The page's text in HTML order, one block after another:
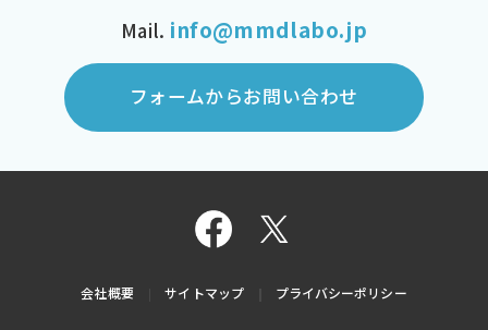
Mail. info@mmdlabo.jp
フォームからお問い合わせ
会社概要 サイトマップ プライバシーポリシー